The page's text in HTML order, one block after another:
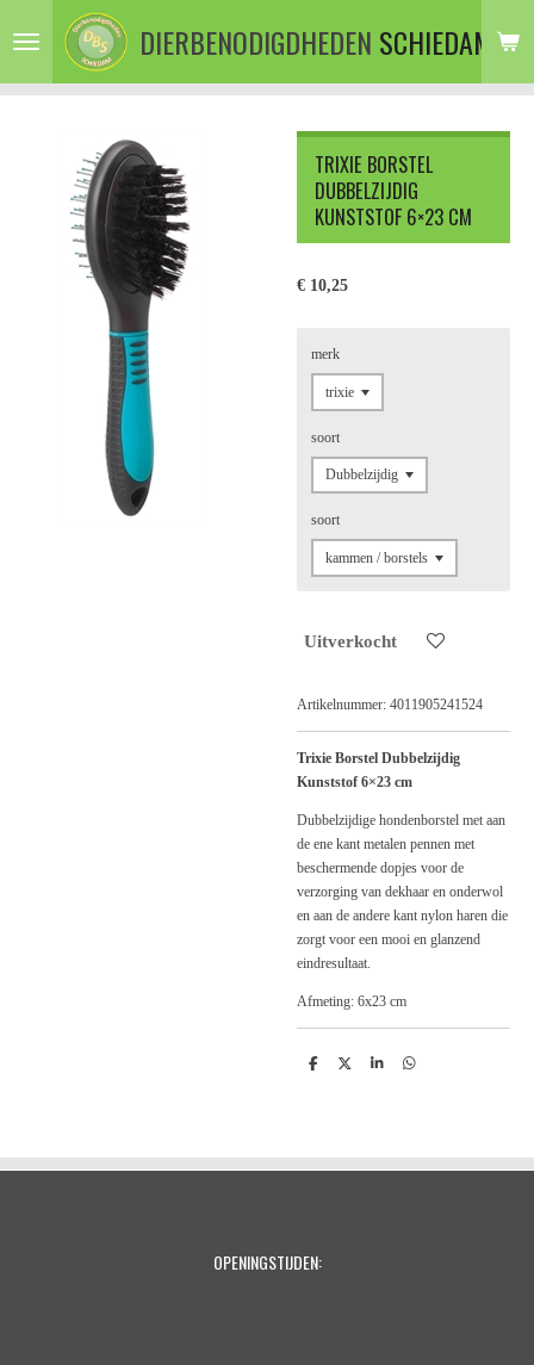
direct
de
DIERBENODIGDHEDEN SCHIEDAM
TRIXIE BORSTEL
DUBBELZIJDIG
KUNSTSTOF 6×23 CM
€ 10,25
merk
soort
soort
Uitverkocht
Artikelnummer: 4011905241524
Trixie Borstel Dubbelzijdig
Kunststof 6×23 cm
Dubbelzijdige hondenborstel met aan
de ene kant metalen pennen met
beschermende dopjes voor de
verzorging van dekhaar en onderwol
en aan de andere kant nylon haren die
zorgt voor een mooi en glanzend
eindresultaat.
Afmeting: 6x23 cm
D
D
S
D
OPENINGSTIJDEN: